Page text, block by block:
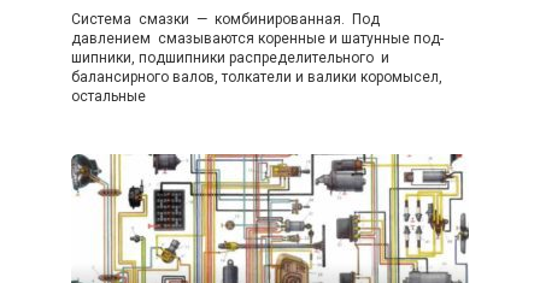
Система смазки — комбинированная. Под
давлением смазы­ваются коренные и шатунные под­
шипники, подшипники распределительного и
балансирного валов, тол­катели и валики коромысел,
остальные